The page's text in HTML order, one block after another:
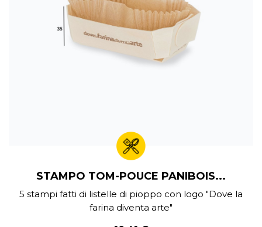
STAMPO TOM-POUCE PANIBOIS...
5 stampi fatti di listelle di pioppo con logo "Dove la
farina diventa arte"